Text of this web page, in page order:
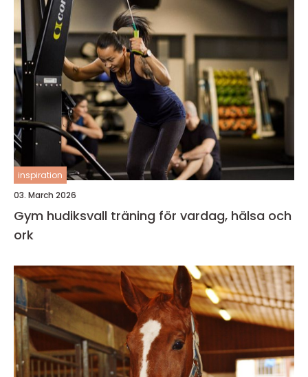
inspiration
03. March 2026
Gym hudiksvall träning för vardag, hälsa och
ork